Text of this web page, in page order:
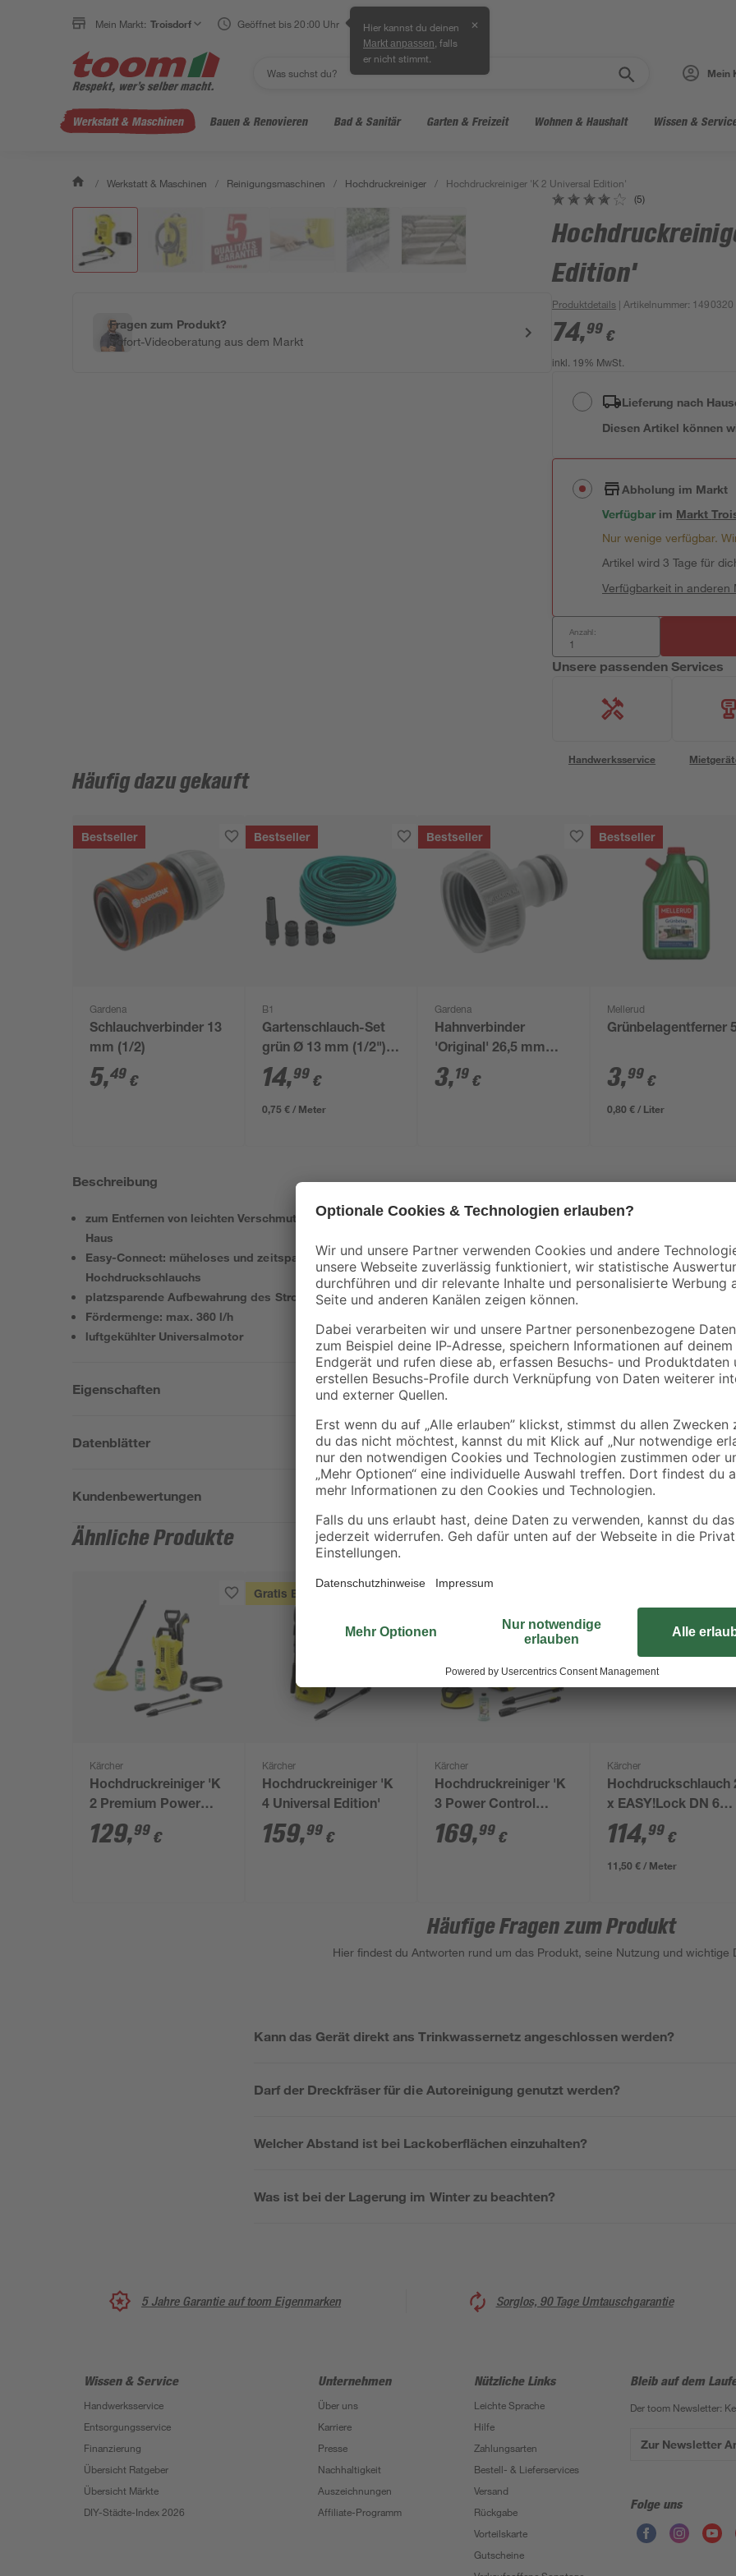
Mein Markt: Troisdorf Geöffnet bis 20:00 Uhr Hier kannst du deinen
Markt anpassen , falls
er nicht stimmt.
✕
Mein
Werkstatt & Maschinen Bauen & Renovieren Bad & Sanitär Garten & Freizeit Wohnen & Haushalt Wissen &
/ Werkstatt & Maschinen / Reinigungsmaschinen / Hochdruckreiniger / Hochdruckreiniger 'K 2 Universal Edition'
Fragen zum Produkt?
Sofort-Videoberatung aus dem Markt
(5)
Edition'
Produktdetails | Artikelnummer: 1490320
74,99 €
inkl. 19% MwSt.
Lieferung nach
Diesen Artikel können
Abholung im Markt
Verfügbar im Markt
Nur wenige verfügbar.
Artikel wird 3 Tage für
Verfügbarkeit in anderen
Anzahl:
Unsere passenden Services
Handwerksservice
Häufig dazu gekauft
Bestseller
Gardena
Schlauchverbinder 13
mm (1/2)
5,49 €
Bestseller
B1
Gartenschlauch-Set
grün Ø 13 mm (1/2")
20 m
14,99 €
0,75 € / Meter
Bestseller
Gardena
Hahnverbinder
'Original' 26,5 mm
(3/4") grau
3,19 €
Bestseller
Mellerud
Grünbelagentferner
3,99 €
0,80 € / Liter
Beschreibung
zum Entfernen von leichten Verschmutzungen bei gelegentlichen Einsätzen rund ums
Haus
Easy-Connect: müheloses und zeitsparendes Ein- und Ausklinken des
Hochdruckschlauchs
platzsparende Aufbewahrung des Stromkabels dank integrierter Kabeltasche
Fördermenge: max. 360 l/h
luftgekühlter Universalmotor
Der Hochdruckreiniger 'K 2
vermooste Treppen, verwitterte
blitzblank. Das kompakte Gerät
Reinigungsaufgaben rund um
eingebauten, handlichen
jeweiligen Einsatzort transportiert
Universal Edition' leicht
ist auch das Stromkabel in der
Eigenschaften
Datenblätter
Kundenbewertungen
Ähnliche Produkte
Kärcher
Hochdruckreiniger 'K
2 Premium Power
Control Home'
129,99 €
Gratis Beigabe
Kärcher
Hochdruckreiniger 'K
4 Universal Edition'
159,99 €
Kärcher
Hochdruckreiniger 'K
3 Power Control
Home T 5'
169,99 €
Kärcher
Hochdruckschlauch
x EASY!Lock DN 6
250 bar 10 m
114,99 €
11,50 € / Meter
Häufige Fragen zum Produkt
Hier findest du Antworten rund um das Produkt, seine Nutzung und wichtige
Kann das Gerät direkt ans Trinkwassernetz angeschlossen werden?
Darf der Dreckfräser für die Autoreinigung genutzt werden?
Welcher Abstand ist bei Lackoberflächen einzuhalten?
Was ist bei der Lagerung im Winter zu beachten?
5 Jahre Garantie auf toom Eigenmarken Sorglos, 90 Tage Umtauschgarantie
Wissen & Service
Handwerksservice
Entsorgungsservice
Finanzierung
Übersicht Ratgeber
Übersicht Märkte
DIY-Städte-Index 2026
Unternehmen
Über uns
Karriere
Presse
Nachhaltigkeit
Auszeichnungen
Affiliate-Programm
Nützliche Links
Leichte Sprache
Hilfe
Zahlungsarten
Bestell- & Lieferservices
Versand
Rückgabe
Vorteilskarte
Gutscheine
Bleib auf dem
Der toom Newsletter:
Zur Newsletter
Folge uns